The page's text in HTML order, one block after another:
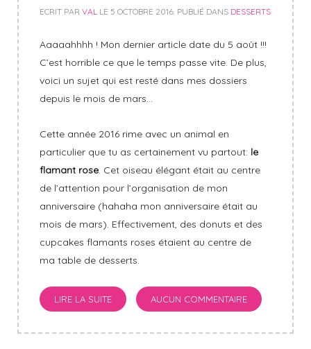
ECRIT PAR VAL LE 5 OCTOBRE 2016 . PUBLIÉ DANS DESSERTS
Aaaaahhhh ! Mon dernier article date du 5 août !!!
C’est horrible ce que le temps passe vite. De plus,
voici un sujet qui est resté dans mes dossiers
depuis le mois de mars…
Cette année 2016 rime avec un animal en
particulier que tu as certainement vu partout: le
flamant rose. Cet oiseau élégant était au centre
de l’attention pour l’organisation de mon
anniversaire (hahaha mon anniversaire était au
mois de mars). Effectivement, des donuts et des
cupcakes flamants roses étaient au centre de
ma table de desserts.
LIRE LA SUITE AUCUN COMMENTAIRE